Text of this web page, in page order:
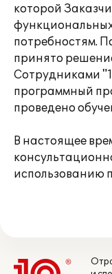
которой
потребностям.
принято
Сотрудниками
программный
проведено
В настоящее
использованию